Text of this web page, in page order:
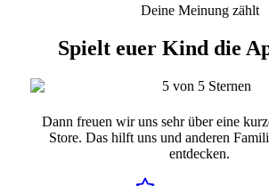
Deine Meinung zählt
Spielt euer Kind die
Dann freuen wir uns sehr über eine
Store. Das hilft uns und anderen
entdecken.